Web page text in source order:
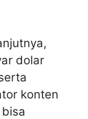
dolar
konten